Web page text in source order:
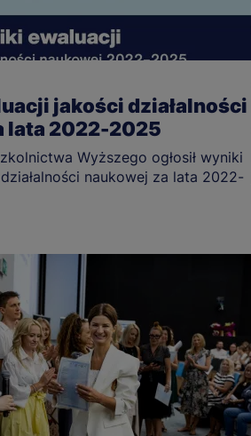
jakości działalności
lata 2022-2025
Wyższego ogłosił wyniki
naukowej za lata 2022-